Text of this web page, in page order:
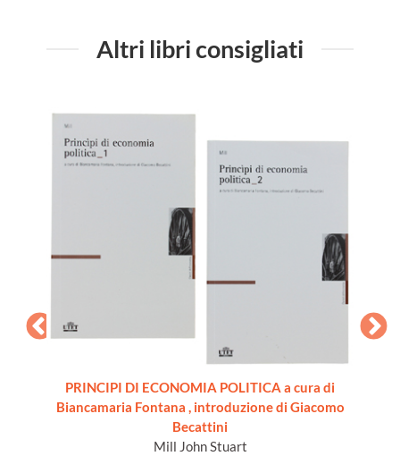
Altri libri consigliati
PRINCIPI DI ECONOMIA POLITICA a cura di
Biancamaria Fontana , introduzione di Giacomo
Becattini
Mill John Stuart